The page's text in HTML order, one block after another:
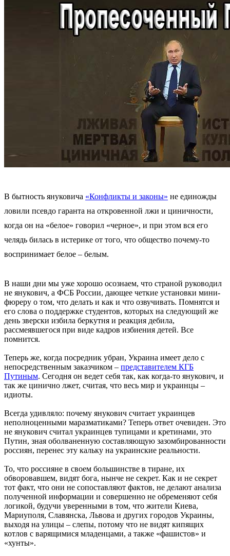
В бытность януковича «Конфликты и законы» не единожды
ловили псевдо гаранта на откровенной лжи и циничности,
когда он на «белое» говорил «черное», и при этом вся его
челядь билась в истерике от того, что общество почему-то
воспринимает белое – белым.
В наши дни мы уже хорошо осознаем, что страной руководил
не янукович, а ФСБ России, дающее четкие установки мини-
фюреру о том, что делать и как и что озвучивать. Помнятся и
его слова о поддержке студентов, которых на следующий же
день зверски избила беркутня и реакция дебила,
рассмеявшегося при виде кадров избиения детей. Все
помнится.
Теперь же, когда посредник убран, Украина имеет дело с
непосредственным заказчиком – представителем КГБ
Путиным. Сегодня он ведет себя так, как когда-то янукович, и
так же цинично лжет, считая, что весь мир и украинцы –
идиоты.
Всегда удивляло: почему янукович считает украинцев
неполноценными маразматиками? Теперь ответ очевиден. Это
не янукович считал украинцев тупицами и кретинами, это
Путин, зная оболваненную составляющую зазомбированности
россиян, перенес эту кальку на украинские реальности.
То, что россияне в своем большинстве в тиране, их
обворовавшем, видят бога, нынче не секрет. Как и не секрет
тот факт, что они не сопоставляют фактов, не делают анализа
полученной информации и совершенно не обременяют себя
логикой, будучи уверенными в том, что жители Киева,
Мариуполя, Славянска, Львова и других городов Украины,
выходя на улицы – слепы, потому что не видят кипящих
котлов с варящимися младенцами, а также «фашистов» и
«хунты».